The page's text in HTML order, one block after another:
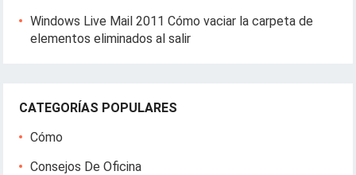
Windows Live Mail 2011 Cómo vaciar la carpeta de
elementos eliminados al salir
CATEGORÍAS POPULARES
Cómo
Consejos De Oficina